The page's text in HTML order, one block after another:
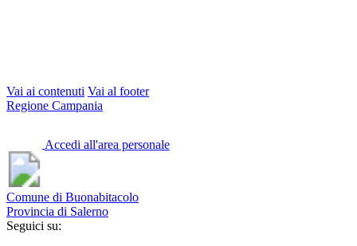
Vai ai contenuti Vai al footer
Regione Campania
Accedi all'area personale
Comune di Buonabitacolo
Provincia di Salerno
Seguici su: